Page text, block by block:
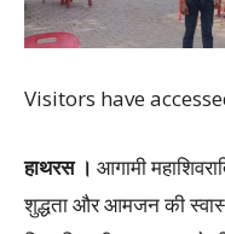
Visitors have
हाथरस । आगामी
शुद्धता और आमजन की